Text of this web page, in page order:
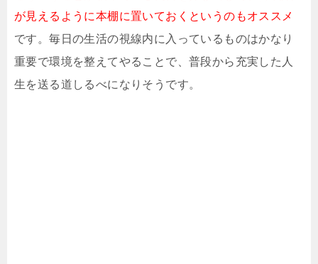
が見えるように本棚に置いておくというのもオススメ
です。毎日の生活の視線内に入っているものはかなり
重要で環境を整えてやることで、普段から充実した人
生を送る道しるべになりそうです。